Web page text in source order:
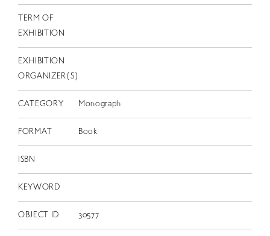
TERM OF
EXHIBITION
EXHIBITION
ORGANIZER(S)
CATEGORY Monograph
FORMAT Book
ISBN
KEYWORD
OBJECT ID 30577